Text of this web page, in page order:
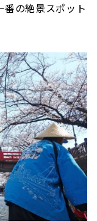
番の絶景スポット